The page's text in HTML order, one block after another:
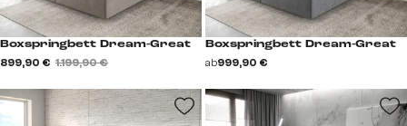
Boxspringbett Dream-Great
899,90 € 1.199,90 €
Boxspringbett Dream-Great
ab999,90 €